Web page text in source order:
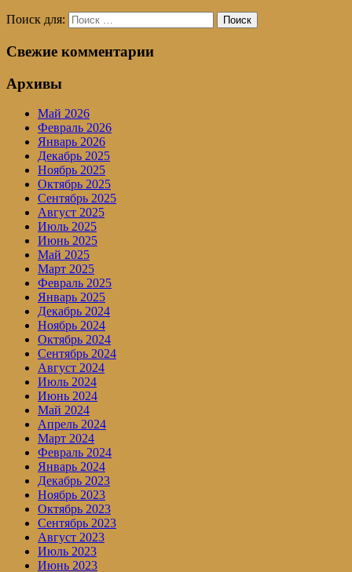
Поиск для: Поиск
Свежие комментарии
Архивы
Май 2026
Февраль 2026
Январь 2026
Декабрь 2025
Ноябрь 2025
Октябрь 2025
Сентябрь 2025
Август 2025
Июль 2025
Июнь 2025
Май 2025
Март 2025
Февраль 2025
Январь 2025
Декабрь 2024
Ноябрь 2024
Октябрь 2024
Сентябрь 2024
Август 2024
Июль 2024
Июнь 2024
Май 2024
Апрель 2024
Март 2024
Февраль 2024
Январь 2024
Декабрь 2023
Ноябрь 2023
Октябрь 2023
Сентябрь 2023
Август 2023
Июль 2023
Июнь 2023